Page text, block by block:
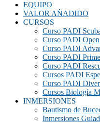
EQUIPO
VALOR AÑADIDO
CURSOS
Curso PADI
Curso PADI
Curso PADI
Curso PADI
Curso PADI
Cursos PADI
Curso PADI
Cursos Biología
INMERSIONES
Bautismo de
Inmersiones